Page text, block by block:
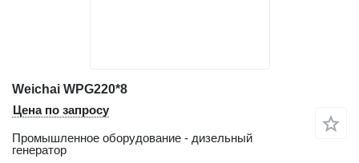
Weichai WPG220*8
Цена по запросу
Промышленное оборудование - дизельный
генератор